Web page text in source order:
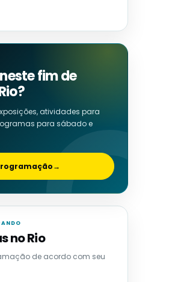
fim de
atividades para
para sábado e
→
no Rio
de acordo com seu